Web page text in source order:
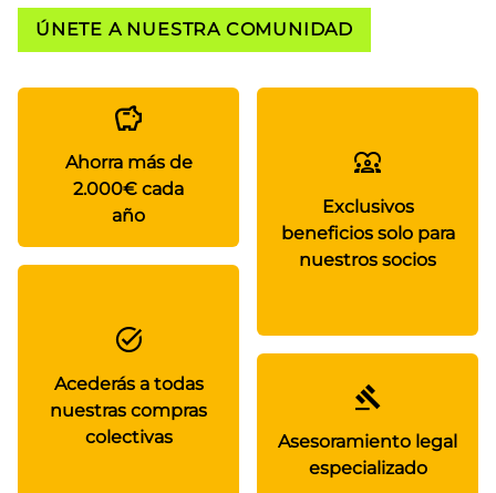
ÚNETE A NUESTRA COMUNIDAD
Ahorra más de
2.000€ cada
año
Exclusivos
beneficios solo para
nuestros socios
Acederás a todas
nuestras compras
colectivas
Asesoramiento legal
especializado